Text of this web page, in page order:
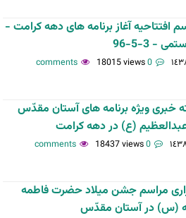
افتتاحیه آغاز برنامه های دهه کرامت -
- 3-5-96
٠٧ 0 comments
18015 views
خبری ویژه برنامه های آستان مقدّس
(ع) در دهه کرامت
٢٨ 0 comments
18437 views
مراسم جشن میلاد حضرت فاطمه
(س) در آستان مقدّس